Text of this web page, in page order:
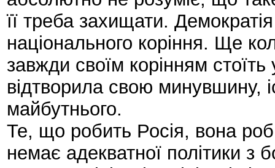
її треба захищати.
національного коріння. Ще
завжди своїм корінням
відтворила свою минувшину,
майбутнього.
Те, що робить Росія, вона
немає адекватної політики з